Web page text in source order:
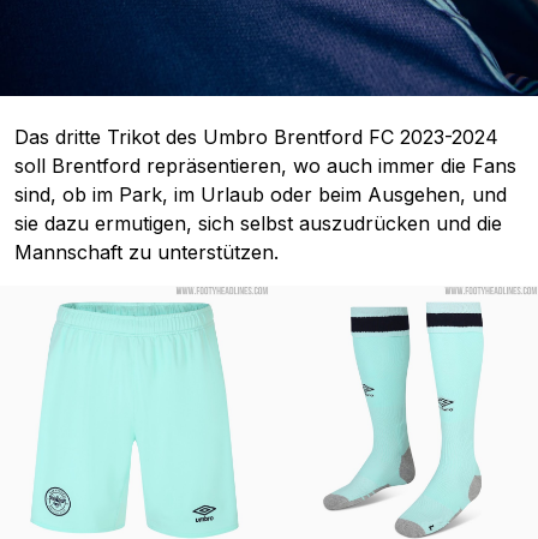
Das dritte Trikot des Umbro Brentford FC 2023-2024
soll Brentford repräsentieren, wo auch immer die Fans
sind, ob im Park, im Urlaub oder beim Ausgehen, und
sie dazu ermutigen, sich selbst auszudrücken und die
Mannschaft zu unterstützen.